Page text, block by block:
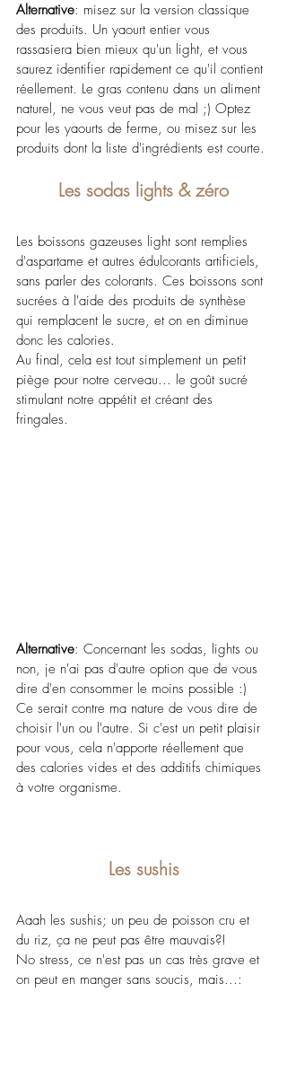
Alternative: misez sur la version classique
des produits. Un yaourt entier vous
rassasiera bien mieux qu'un light, et vous
saurez identifier rapidement ce qu'il contient
réellement. Le gras contenu dans un aliment
naturel, ne vous veut pas de mal ;) Optez
pour les yaourts de ferme, ou misez sur les
produits dont la liste d'ingrédients est courte.
Les sodas lights & zéro
Les boissons gazeuses light sont remplies
d'aspartame et autres édulcorants artificiels,
sans parler des colorants. Ces boissons sont
sucrées à l'aide des produits de synthèse
qui remplacent le sucre, et on en diminue
donc les calories.
Au final, cela est tout simplement un petit
piège pour notre cerveau... le goût sucré
stimulant notre appétit et créant des
fringales.
Alternative: Concernant les sodas, lights ou
non, je n'ai pas d'autre option que de vous
dire d'en consommer le moins possible :)
Ce serait contre ma nature de vous dire de
choisir l'un ou l'autre. Si c'est un petit plaisir
pour vous, cela n'apporte réellement que
des calories vides et des additifs chimiques
à votre organisme.
Les sushis
Aaah les sushis; un peu de poisson cru et
du riz, ça ne peut pas être mauvais?!
No stress, ce n'est pas un cas très grave et
on peut en manger sans soucis, mais...: